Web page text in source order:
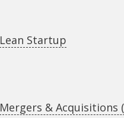
Lean Startup
Mergers & Acquisitions